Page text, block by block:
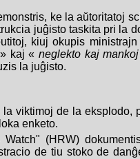
ke la aŭtoritatoj
juĝisto taskita pri la
kiuj okupis ministrajn
» kaj « neglekto kaj mankoj
la juĝisto.
viktimoj de la eksplodo,
enketo.
(HRW)
de tiu stoko de